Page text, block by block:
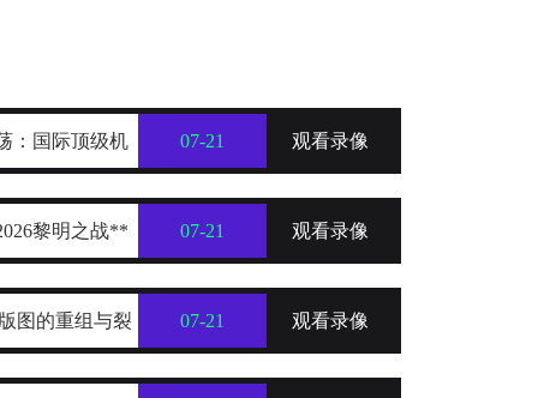
：国际顶级机 07-21 观看录像
黎明之战** 07-21 观看录像
图的重组与裂 07-21 观看录像